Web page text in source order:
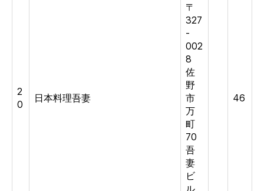
2
0
日本料理吾妻
〒
327
-
002
8
佐
野
市
万
町
70
吾
妻
ビ
ル
46